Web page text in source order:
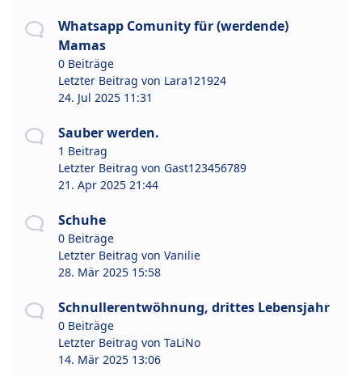
Whatsapp Comunity für (werdende)
Mamas
0 Beiträge
Letzter Beitrag von Lara121924
24. Jul 2025 11:31
Sauber werden.
1 Beitrag
Letzter Beitrag von Gast123456789
21. Apr 2025 21:44
Schuhe
0 Beiträge
Letzter Beitrag von Vanilie
28. Mär 2025 15:58
Schnullerentwöhnung, drittes Lebensjahr
0 Beiträge
Letzter Beitrag von TaLiNo
14. Mär 2025 13:06